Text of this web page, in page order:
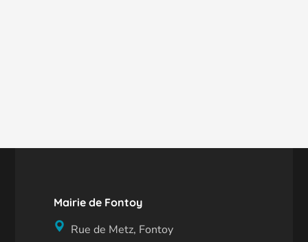
Mairie de Fontoy
Rue de Metz, Fontoy